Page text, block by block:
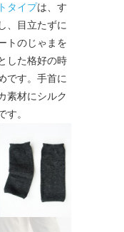
タイプは、す
、目立たずに
トのじゃまを
した格好の時
です。手首に
素材にシルク
す。